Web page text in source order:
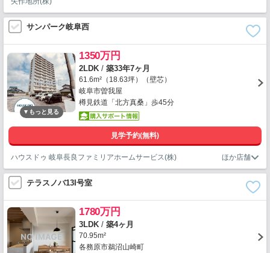
サンパーク岐阜西
1350万円
2LDK / 築33年7ヶ月
61.6m²（18.63坪）（壁芯）
岐阜市曽我屋
樽見鉄道「北方真桑」歩45分
見学予約(無料)
ハウスドゥ 岐阜長良ファミリアホームサービス(株)
テラスノバ13I号室
1780万円
3LDK / 築4ヶ月
70.95m²
各務原市鵜沼山崎町